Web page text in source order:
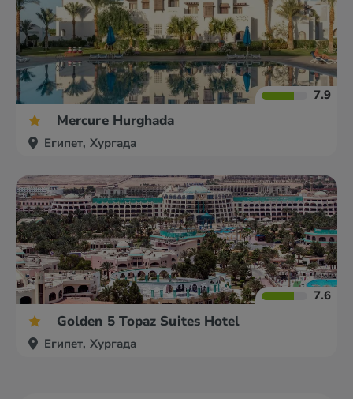
7.9
Mercure Hurghada
Египет, Хургада
7.6
Golden 5 Topaz Suites Hotel
Египет, Хургада